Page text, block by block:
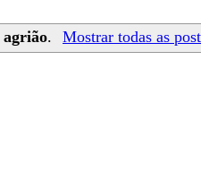
agrião. Mostrar todas as